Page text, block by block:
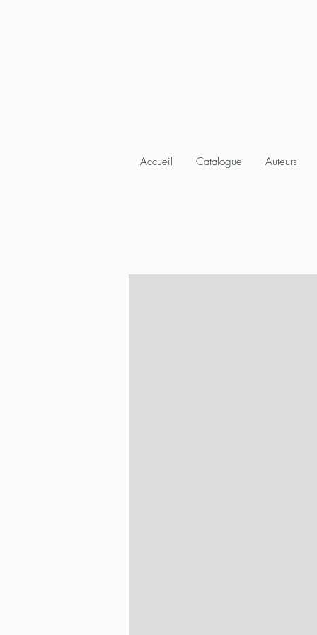
Accueil Catalogue Auteurs